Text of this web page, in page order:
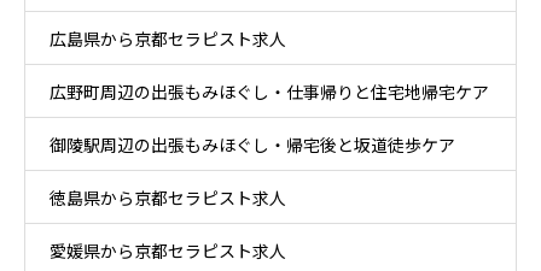
広島県から京都セラピスト求人
広野町周辺の出張もみほぐし・仕事帰りと住宅地帰宅ケア
御陵駅周辺の出張もみほぐし・帰宅後と坂道徒歩ケア
徳島県から京都セラピスト求人
愛媛県から京都セラピスト求人